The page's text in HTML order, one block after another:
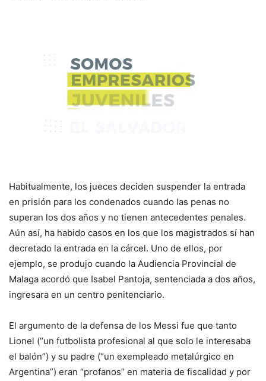
Habitualmente, los jueces deciden suspender la entrada
en prisión para los condenados cuando las penas no
superan los dos años y no tienen antecedentes penales.
Aún así, ha habido casos en los que los magistrados sí han
decretado la entrada en la cárcel. Uno de ellos, por
ejemplo, se produjo cuando la Audiencia Provincial de
Malaga acordó que Isabel Pantoja, sentenciada a dos años,
ingresara en un centro penitenciario.
El argumento de la defensa de los Messi fue que tanto
Lionel (“un futbolista profesional al que solo le interesaba
el balón”) y su padre (“un exempleado metalúrgico en
Argentina”) eran “profanos” en materia de fiscalidad y por